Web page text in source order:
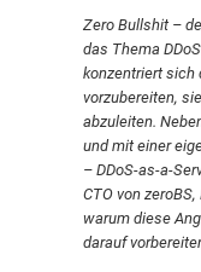
Zero Bullshit –
das Thema
konzentriert sich
vorzubereiten,
abzuleiten.
und mit einer
– DDoS-as-a-
CTO von
warum diese
darauf